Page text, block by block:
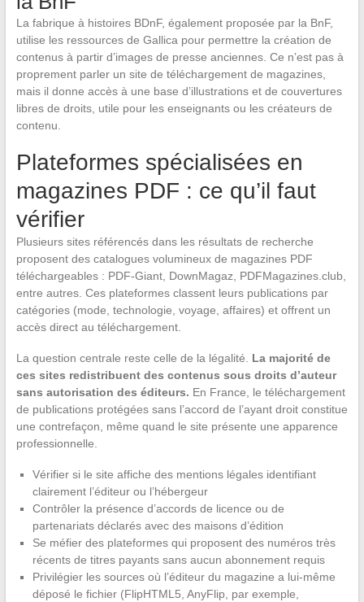
La fabrique à histoires BDnF, également proposée par la BnF,
utilise les ressources de Gallica pour permettre la création de
contenus à partir d’images de presse anciennes. Ce n’est pas à
proprement parler un site de téléchargement de magazines,
mais il donne accès à une base d’illustrations et de couvertures
libres de droits, utile pour les enseignants ou les créateurs de
contenu.
Plateformes spécialisées en
magazines PDF : ce qu’il faut
vérifier
Plusieurs sites référencés dans les résultats de recherche
proposent des catalogues volumineux de magazines PDF
téléchargeables : PDF-Giant, DownMagaz, PDFMagazines.club,
entre autres. Ces plateformes classent leurs publications par
catégories (mode, technologie, voyage, affaires) et offrent un
accès direct au téléchargement.
La question centrale reste celle de la légalité. La majorité de
ces sites redistribuent des contenus sous droits d’auteur
sans autorisation des éditeurs. En France, le téléchargement
de publications protégées sans l’accord de l’ayant droit constitue
une contrefaçon, même quand le site présente une apparence
professionnelle.
Vérifier si le site affiche des mentions légales identifiant
clairement l’éditeur ou l’hébergeur
Contrôler la présence d’accords de licence ou de
partenariats déclarés avec des maisons d’édition
Se méfier des plateformes qui proposent des numéros très
récents de titres payants sans aucun abonnement requis
Privilégier les sources où l’éditeur du magazine a lui-même
déposé le fichier (FlipHTML5, AnyFlip, par exemple,